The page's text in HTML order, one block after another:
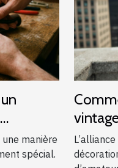
manière
spécial.